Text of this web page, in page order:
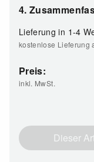
4.
Lieferung in 1-4
kostenlose Lieferung
Preis:
inkl. MwSt.
Dieser